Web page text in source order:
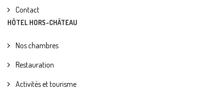
Contact
HÔTEL HORS-CHÂTEAU
Nos chambres
Restauration
Activités et tourisme